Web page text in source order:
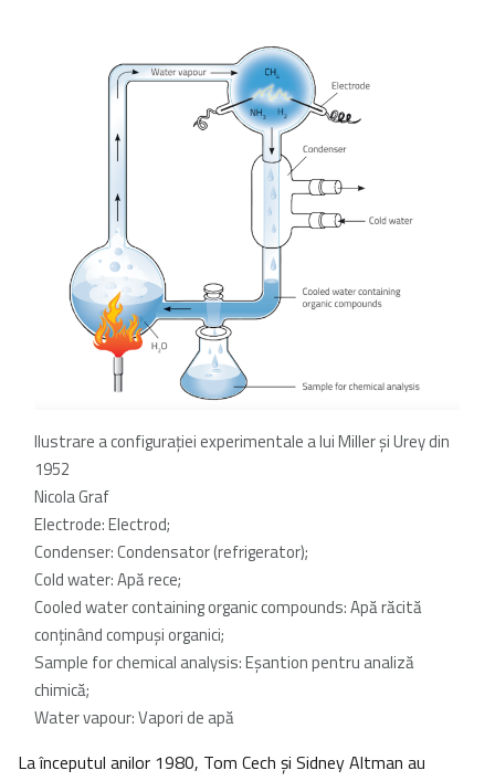
Ilustrare a configurației experimentale a lui Miller și Urey din
1952
Nicola Graf
Electrode: Electrod;
Condenser: Condensator (refrigerator);
Cold water: Apă rece;
Cooled water containing organic compounds: Apă răcită
conținând compuși organici;
Sample for chemical analysis: Eșantion pentru analiză
chimică;
Water vapour: Vapori de apă
La începutul anilor 1980, Tom Cech și Sidney Altman au